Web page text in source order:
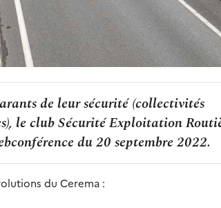
de leur sécurité (collectivités
le club Sécurité Exploitation
du 20 septembre 2022.
du Cerema :